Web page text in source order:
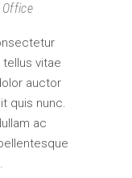
Office
vitae
auctor
quis nunc.
ac